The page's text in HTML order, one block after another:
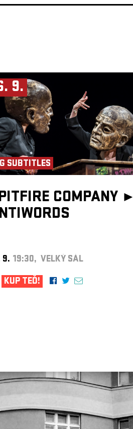
9.
SUBTITLES
COMPANY ►
9. 19:30, VELKÝ SÁL
KUP TEĎ!